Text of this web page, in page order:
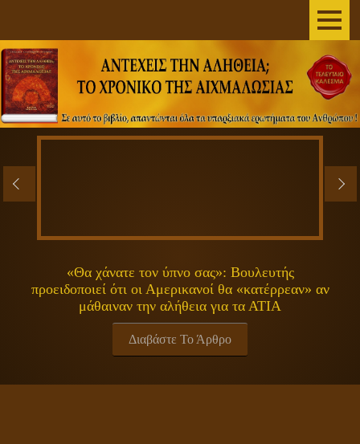
«Θα χάνατε τον ύπνο σας»: Βουλευτής
προειδοποιεί ότι οι Αμερικανοί θα «κατέρρεαν» αν
μάθαιναν την αλήθεια για τα ΑΤΙΑ
Διαβάστε Το Άρθρο
AΡΧΙΚΗ
ΣΥΓΓΡΑΦΕΑΣ
ΠΝΕΥΜΑΤΙΚΟΤΗΤΑ
ΕΚΠΟΜΠΕΣ
ΓΕΝΙΚΑ